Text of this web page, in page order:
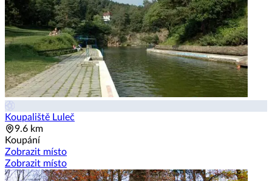
Koupaliště Luleč
9.6 km
Koupání
Zobrazit místo
Zobrazit místo